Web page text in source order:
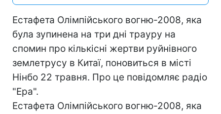
Естафета Олімпійського вогню-2008, яка
була зупинена на три дні трауру на
спомин про кількісні жертви руйнівного
землетрусу в Китаї, поновиться в місті
Нінбо 22 травня. Про це повідомляє радіо
"Ера".
Естафета Олімпійського вогню-2008, яка